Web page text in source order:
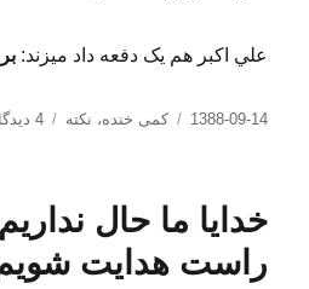
علي اکبر هم يک دفعه داد مي​زند:
ارسال
1388-09-14 دسته‌ها
کمی خنده، نکته 4 دیدگاه
خدایا ما حال
راست هدایت